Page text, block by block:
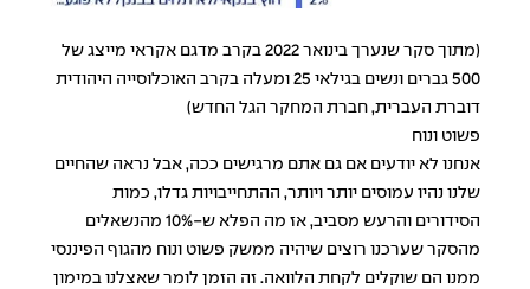
(מתוך סקר שנערך בינואר 2022 בקרב מדגם אקראי מייצג של
500 גברים ונשים בגילאי 25 ומעלה בקרב האוכלוסייה היהודית
דוברת העברית, חברת המחקר הגל החדש)
פשוט ונוח
אנחנו לא יודעים אם גם אתם מרגישים ככה, אבל נראה שהחיים
שלנו נהיו עמוסים יותר ויותר, ההתחייבויות גדלו, כמות
הסידורים והרעש מסביב, אז מה הפלא ש-10% מהנשאלים
מהסקר שערכנו רוצים שיהיה ממשק פשוט ונוח מהגוף הפיננסי
ממנו הם שוקלים לקחת הלוואה. זה הזמן לומר שאצלנו במימון